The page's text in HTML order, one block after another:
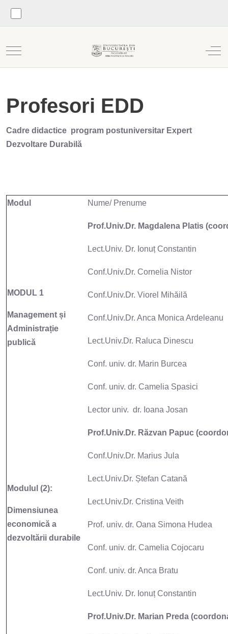
Mobile Menu Toggle Off-
Profesori EDD
Cadre didactice program postuniversitar Expert
Dezvoltare Durabilă
Modul Nume/ Prenume
MODUL 1
Management și
Administrație
publică
Prof.Univ.Dr. Magdalena Platis
Lect.Univ. Dr. Ionuț Constantin
Conf.Univ.Dr. Cornelia Nistor
Conf.Univ.Dr. Viorel Mihăilă
Conf.Univ.Dr. Anca Monica Ardeleanu
Lect.Univ.Dr. Raluca Dinescu
Conf. univ. dr. Marin Burcea
Conf. univ. dr. Camelia Spasici
Lector univ. dr. Ioana Josan
Modulul (2):
Dimensiunea
economică a
dezvoltării durabile
Prof.Univ.Dr. Răzvan Papuc
Conf.Univ.Dr. Marius Jula
Lect.Univ.Dr. Ștefan Catană
Lect.Univ.Dr. Cristina Veith
Prof. univ. dr. Oana Simona Hudea
Conf. univ. dr. Camelia Cojocaru
Conf. univ. dr. Anca Bratu
Lect.Univ. Dr. Ionuț Constantin
Prof.Univ.Dr. Marian Preda